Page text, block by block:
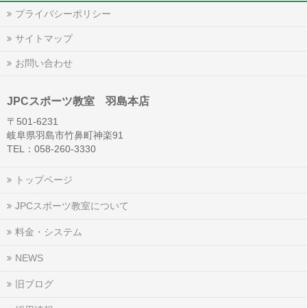
プライバシーポリシー
サイトマップ
お問い合わせ
JPCスポーツ教室 羽島本店
〒501-6231
岐阜県羽島市竹鼻町神楽91
TEL：058-260-3330
トップページ
JPCスポーツ教室について
料金・システム
NEWS
旧ブログ